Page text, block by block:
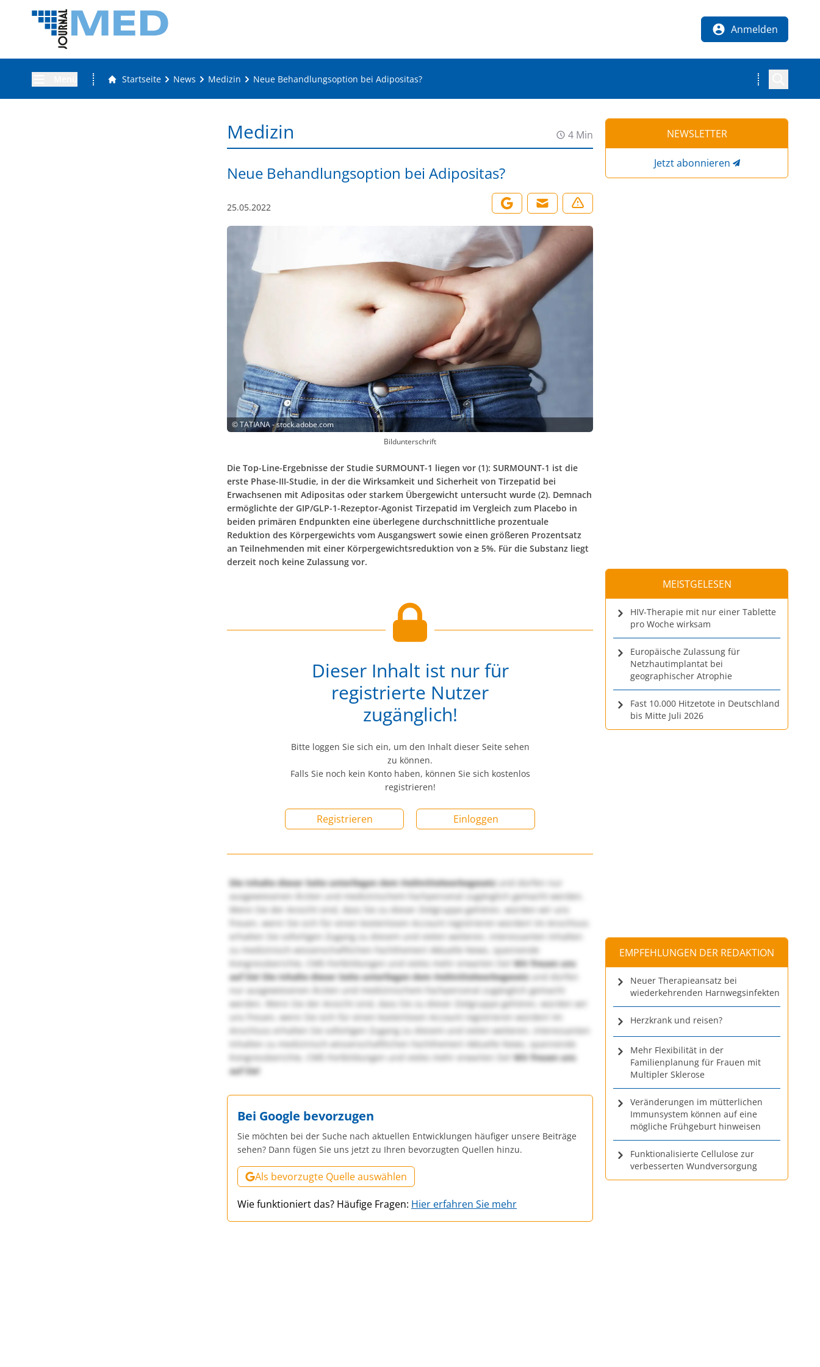
Anmelden
Startseite News Medizin Neue Behandlungsoption bei Adipositas?
Medizin 4 Min
Neue Behandlungsoption bei Adipositas?
25.05.2022
©TATIANA - stock.adobe.com
Bildunterschrift
Die Top-Line-Ergebnisse der Studie SURMOUNT-1 liegen vor (1): SURMOUNT-1 ist die
erste Phase-III-Studie, in der die Wirksamkeit und Sicherheit von Tirzepatid bei
Erwachsenen mit Adipositas oder starkem Übergewicht untersucht wurde (2). Demnach
ermöglichte der GIP/GLP-1-Rezeptor-Agonist Tirzepatid im Vergleich zum Placebo in
beiden primären Endpunkten eine überlegene durchschnittliche prozentuale
Reduktion des Körpergewichts vom Ausgangswert sowie einen größeren Prozentsatz
an Teilnehmenden mit einer Körpergewichtsreduktion von ≥ 5%. Für die Substanz liegt
derzeit noch keine Zulassung vor.
Dieser Inhalt ist nur für
registrierte Nutzer
zugänglich!
Bitte loggen Sie sich ein, um den Inhalt dieser Seite sehen
zu können.
Falls Sie noch kein Konto haben, können Sie sich kostenlos
registrieren!
Registrieren Einloggen
Die Inhalte dieser Seite unterliegen dem Heilmittelwerbegesetzund dürfen nur
ausgewiesenen Ärzten und medizinischem Fachpersonal zugänglich gemacht werden.
Wenn Sie der Ansicht sind, dass Sie zu dieser Zielgruppe gehören, würden wir uns
freuen, wenn Sie sich für einen kostenlosen Account registrieren würden! Im Anschluss
erhalten Sie sofortigen Zugang zu diesem und vielen weiteren, interessanten Inhalten
zu medizinisch-wissenschaftlichen Fachthemen! Aktuelle News, spannende
Kongressberichte, CME-Fortbildungen und vieles mehr erwarten Sie!Wir freuen uns
auf Sie! Die Inhalte dieser Seite unterliegen dem Heilmittelwerbegesetzund dürfen
nur ausgewiesenen Ärzten und medizinischem Fachpersonal zugänglich gemacht
werden. Wenn Sie der Ansicht sind, dass Sie zu dieser Zielgruppe gehören, würden wir
uns freuen, wenn Sie sich für einen kostenlosen Account registrieren würden! Im
Anschluss erhalten Sie sofortigen Zugang zu diesem und vielen weiteren, interessanten
Inhalten zu medizinisch-wissenschaftlichen Fachthemen! Aktuelle News, spannende
Kongressberichte, CME-Fortbildungen und vieles mehr erwarten Sie! Wir freuen uns
auf Sie!
Bei Google bevorzugen
Sie möchten bei der Suche nach aktuellen Entwicklungen häufiger unsere Beiträge
sehen? Dann fügen Sie uns jetzt zu Ihren bevorzugten Quellen hinzu.
Als bevorzugte Quelle auswählen
Wie funktioniert das? Häufige Fragen: Hier erfahren Sie mehr
NEWSLETTER
Jetzt abonnieren
MEISTGELESEN
HIV-Therapie mit nur einer Tablette
pro Woche wirksam
Europäische Zulassung für
Netzhautimplantat bei
geographischer Atrophie
Fast 10.000 Hitzetote in Deutschland
bis Mitte Juli 2026
EMPFEHLUNGEN DER REDAKTION
Neuer Therapieansatz bei
wiederkehrenden Harnwegsinfekten
Herzkrank und reisen?
Mehr Flexibilität in der
Familienplanung für Frauen mit
Multipler Sklerose
Veränderungen im mütterlichen
Immunsystem können auf eine
mögliche Frühgeburt hinweisen
Funktionalisierte Cellulose zur
verbesserten Wundversorgung